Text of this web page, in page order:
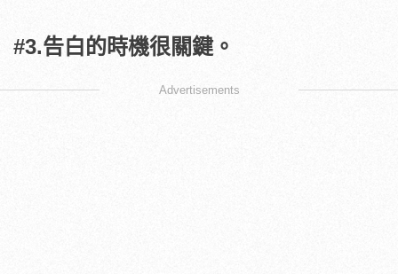
#3.告白的時機很關鍵。
Advertisements